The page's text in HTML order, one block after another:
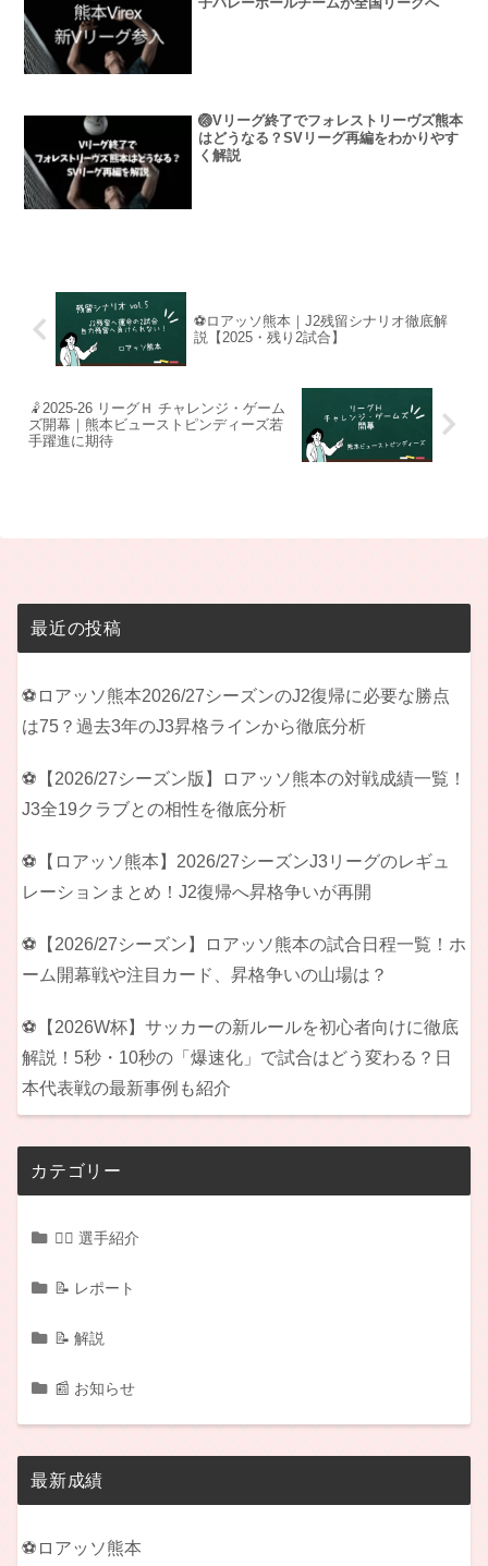
🏐Vリーグ終了でフォレストリーヴズ熊本
はどうなる？SVリーグ再編をわかりやす
く解説
⚽ロアッソ熊本｜J2残留シナリオ徹底解
説【2025・残り2試合】
🤾2025-26 リーグＨ チャレンジ・ゲーム
ズ開幕｜熊本ビューストピンディーズ若
手躍進に期待
最近の投稿
⚽ロアッソ熊本2026/27シーズンのJ2復帰に必要な勝点
は75？過去3年のJ3昇格ラインから徹底分析
⚽【2026/27シーズン版】ロアッソ熊本の対戦成績一覧！
J3全19クラブとの相性を徹底分析
⚽【ロアッソ熊本】2026/27シーズンJ3リーグのレギュ
レーションまとめ！J2復帰へ昇格争いが再開
⚽【2026/27シーズン】ロアッソ熊本の試合日程一覧！ホ
ーム開幕戦や注目カード、昇格争いの山場は？
⚽【2026W杯】サッカーの新ルールを初心者向けに徹底
解説！5秒・10秒の「爆速化」で試合はどう変わる？日
本代表戦の最新事例も紹介
カテゴリー
🏃‍♂️ 選手紹介
📝 レポート
📝 解説
📰 お知らせ
最新成績
⚽ロアッソ熊本